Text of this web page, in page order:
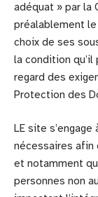
adéquat » par la
préalablement
choix de ses
la condition
regard des
Protection des
LE site
nécessaires afin
et notamment
personnes non